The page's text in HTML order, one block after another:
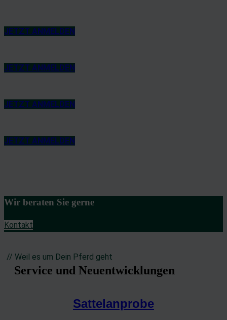
JETZT ANMELDEN
JETZT ANMELDEN
JETZT ANMELDEN
JETZT ANMELDEN
Wir beraten Sie gerne
Kontakt
// Weil es um Dein Pferd geht
Service und Neuentwicklungen
Sattelanprobe